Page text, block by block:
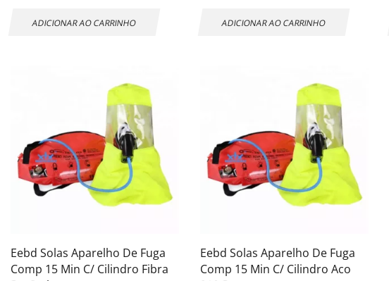
ADICIONAR AO CARRINHO ADICIONAR AO CARRINHO
Eebd Solas Aparelho De Fuga
Comp 15 Min C/ Cilindro Fibra
Eebd Solas Aparelho De Fuga
Comp 15 Min C/ Cilindro Aco